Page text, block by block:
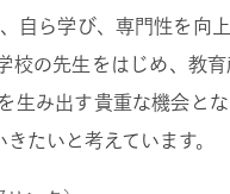
自ら学び、専門性を
校の先生をはじめ、教
生み出す貴重な機会と
たいと考えています。